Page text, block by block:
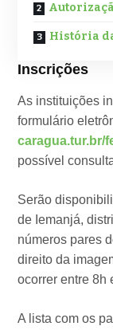
História
Inscrições
As instituições
formulário
caragua.tur.br/
possível
Serão
de Iemanjá,
números pares
direito da
ocorrer entre 8h
A lista com os